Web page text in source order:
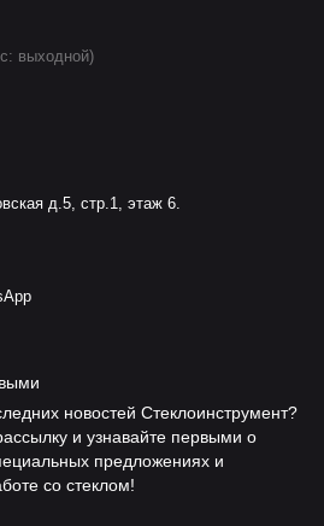
выходной)
д.5, стр.1, этаж 6.
новостей Стеклоинструмент?
и узнавайте первыми о
предложениях и
со стеклом!